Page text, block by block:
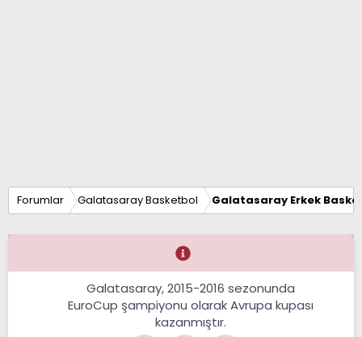
Forumlar Galatasaray Basketbol Galatasaray Erkek
Galatasaray, 2015-2016 sezonunda
EuroCup şampiyonu olarak Avrupa kupası
kazanmıştır.